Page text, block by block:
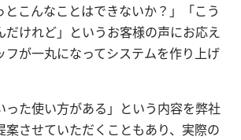
とこんなことはできないか？」「こう
だけれど」というお客様の声にお応え
フが一丸になってシステムを作り上げ
った使い方がある」という内容を弊社
案させていただくこともあり、実際の